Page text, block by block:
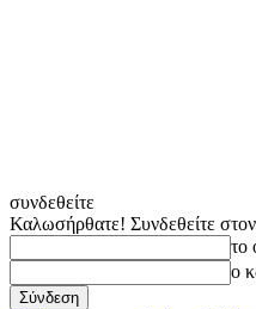
συνδεθείτε
Καλωσήρθατε! Συνδεθείτε
το
ο